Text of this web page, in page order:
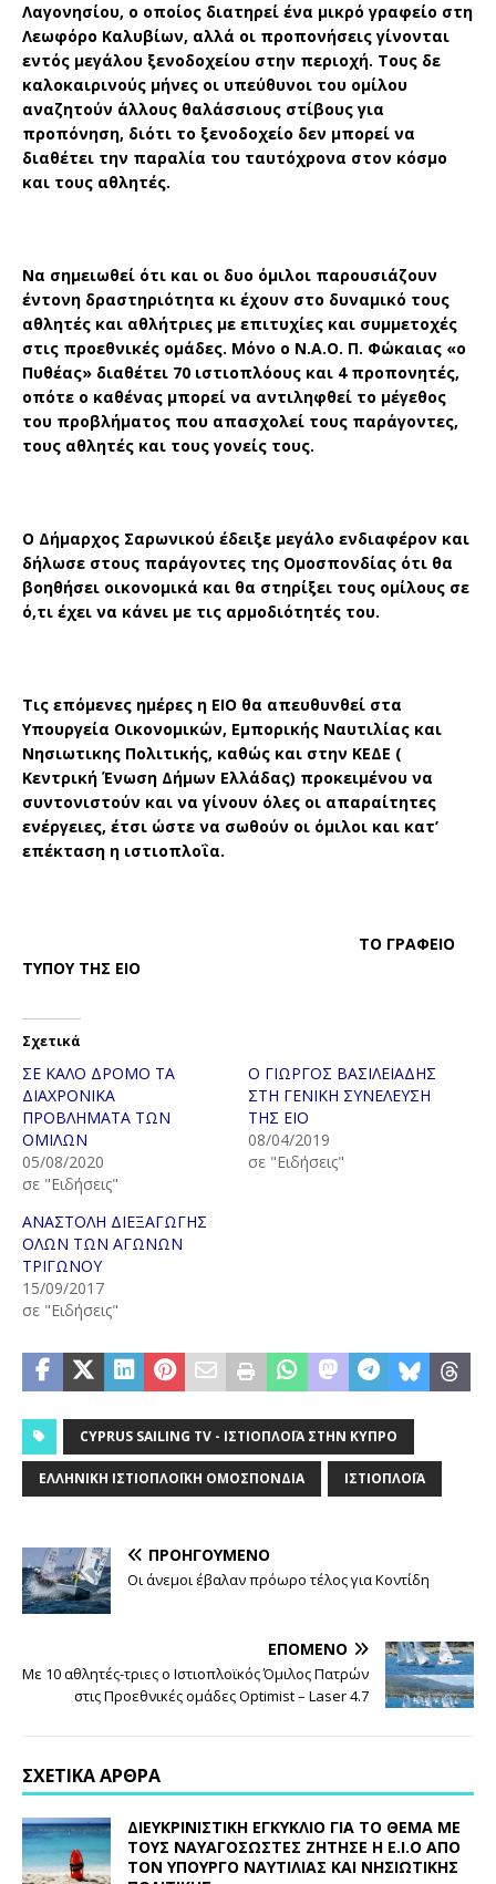
Λαγονησίου, ο οποίος διατηρεί ένα μικρό γραφείο στη
Λεωφόρο Καλυβίων, αλλά οι προπονήσεις γίνονται
εντός μεγάλου ξενοδοχείου στην περιοχή. Τους δε
καλοκαιρινούς μήνες οι υπεύθυνοι του ομίλου
αναζητούν άλλους θαλάσσιους στίβους για
προπόνηση, διότι το ξενοδοχείο δεν μπορεί να
διαθέτει την παραλία του ταυτόχρονα στον κόσμο
και τους αθλητές.
Να σημειωθεί ότι και οι δυο όμιλοι παρουσιάζουν
έντονη δραστηριότητα κι έχουν στο δυναμικό τους
αθλητές και αθλήτριες με επιτυχίες και συμμετοχές
στις προεθνικές ομάδες. Μόνο ο Ν.Α.Ο. Π. Φώκαιας «ο
Πυθέας» διαθέτει 70 ιστιοπλόους και 4 προπονητές,
οπότε ο καθένας μπορεί να αντιληφθεί το μέγεθος
του προβλήματος που απασχολεί τους παράγοντες,
τους αθλητές και τους γονείς τους.
Ο Δήμαρχος Σαρωνικού έδειξε μεγάλο ενδιαφέρον και
δήλωσε στους παράγοντες της Ομοσπονδίας ότι θα
βοηθήσει οικονομικά και θα στηρίξει τους ομίλους σε
ό,τι έχει να κάνει με τις αρμοδιότητές του.
Τις επόμενες ημέρες η ΕΙΟ θα απευθυνθεί στα
Υπουργεία Οικονομικών, Εμπορικής Ναυτιλίας και
Νησιωτικης Πολιτικής, καθώς και στην ΚΕΔΕ (
Κεντρική Ένωση Δήμων Ελλάδας) προκειμένου να
συντονιστούν και να γίνουν όλες οι απαραίτητες
ενέργειες, έτσι ώστε να σωθούν οι όμιλοι και κατ’
επέκταση η ιστιοπλοΐα.
ΤΟ ΓΡΑΦΕΙΟ
ΤΥΠΟΥ ΤΗΣ ΕΙΟ
Σχετικά
ΣΕ ΚΑΛΟ ΔΡΟΜΟ ΤΑ
ΔΙΑΧΡΟΝΙΚΑ
ΠΡΟΒΛΗΜΑΤΑ ΤΩΝ
ΟΜΙΛΩΝ
05/08/2020
σε "Ειδήσεις"
Ο ΓΙΩΡΓΟΣ ΒΑΣΙΛΕΙΑΔΗΣ
ΣΤΗ ΓΕΝΙΚΗ ΣΥΝΕΛΕΥΣΗ
ΤΗΣ ΕΙΟ
08/04/2019
σε "Ειδήσεις"
ΑΝΑΣΤΟΛΗ ΔΙΕΞΑΓΩΓΗΣ
ΟΛΩΝ ΤΩΝ ΑΓΩΝΩΝ
ΤΡΙΓΩΝΟΥ
15/09/2017
σε "Ειδήσεις"
CYPRUS SAILING TV - ΙΣΤΙΟΠΛΟΪ́Α ΣΤΗΝ ΚΎΠΡΟ
ΕΛΛΗΝΙΚΉ ΙΣΤΙΟΠΛΟΪΚΉ ΟΜΟΣΠΟΝΔΊΑ ΙΣΤΙΟΠΛΟΪ́Α
ΠΡΟΗΓΟΎΜΕΝΟ
Οι άνεμοι έβαλαν πρόωρο τέλος για Κοντίδη
ΕΠΌΜΕΝΟ
Με 10 αθλητές-τριες ο Ιστιοπλοϊκός Όμιλος Πατρών
στις Προεθνικές ομάδες Optimist – Laser 4.7
ΣΧΕΤΙΚΆ ΆΡΘΡΑ
ΔΙΕΥΚΡΙΝΙΣΤΙΚΗ ΕΓΚΥΚΛΙΟ ΓΙΑ ΤΟ ΘΕΜΑ ΜΕ
ΤΟΥΣ ΝΑΥΑΓΟΣΩΣΤΕΣ ΖΗΤΗΣΕ Η Ε.Ι.Ο ΑΠΟ
ΤΟΝ ΥΠΟΥΡΓΟ ΝΑΥΤΙΛΙΑΣ ΚΑΙ ΝΗΣΙΩΤΙΚΗΣ